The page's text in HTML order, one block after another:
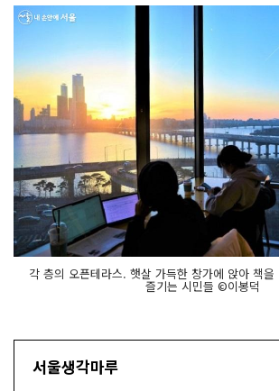
각 층의 오픈테라스. 햇살 가득한 창가에 앉아 책
즐기는 시민들 ©이봉덕
서울생각마루